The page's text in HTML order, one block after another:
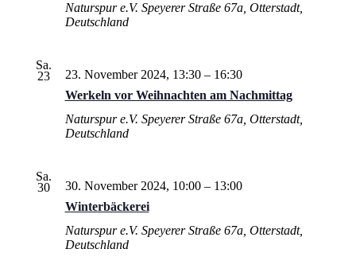
Naturspur e.V. Speyerer Straße 67a, Otterstadt,
Deutschland
Sa.
23
Werkeln vor Weihnachten am Nachmittag
23. November 2024, 13:30– 16:30
Naturspur e.V. Speyerer Straße 67a, Otterstadt,
Deutschland
Sa.
30
Winterbäckerei
30. November 2024, 10:00– 13:00
Naturspur e.V. Speyerer Straße 67a, Otterstadt,
Deutschland